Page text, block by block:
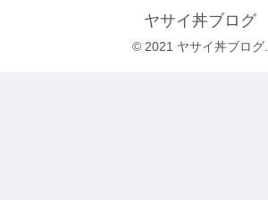
ヤサイ丼ブログ
© 2021 ヤサイ丼ブログ.